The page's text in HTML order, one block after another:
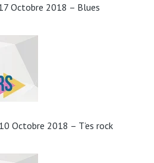
Octobre 2018 – Blues
Octobre 2018 – T’es rock